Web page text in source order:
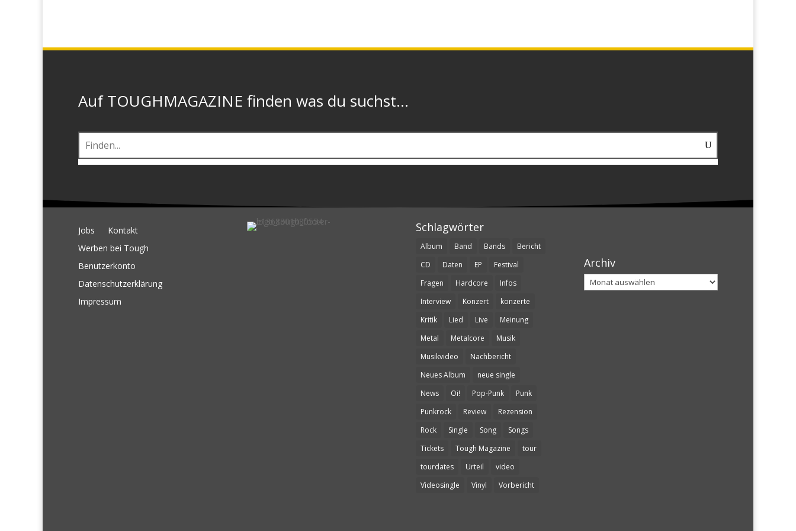
Auf TOUGHMAGAZINE finden was du suchst...
Jobs
Kontakt
Werben bei Tough
Benutzerkonto
Datenschutzerklärung
Impressum
Schlagwörter
Album Band Bands
Bericht
CD
Daten EP
Festival
Fragen
Hardcore
Infos
Interview
Konzert
konzerte
Kritik
Lied Live
Meinung
Metal
Metalcore
Musik
Musikvideo
Nachbericht
Neues Album
neue single
News
Oi! Pop-Punk
Punk
Punkrock
Review
Rezension
Rock
Single Song
Songs
Tickets
Tough Magazine
tour
tourdates
Urteil
video
Videosingle
Vinyl Vorbericht
Archiv
Archiv